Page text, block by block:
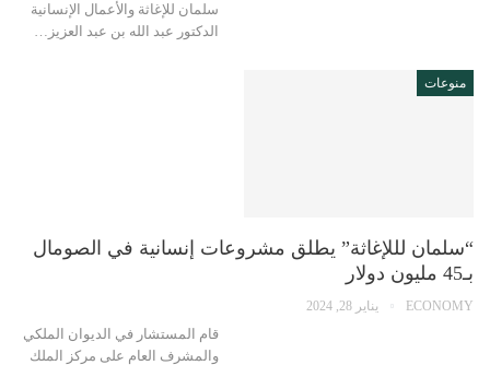
سلمان للإغاثة والأعمال الإنسانية
الدكتور عبد الله بن عبد العزيز…
منوعات
“سلمان لللإغاثة” يطلق مشروعات إنسانية في الصومال
بـ45 مليون دولار
ECONOMY يناير 28, 2024
قام المستشار في الديوان الملكي
والمشرف العام على مركز الملك